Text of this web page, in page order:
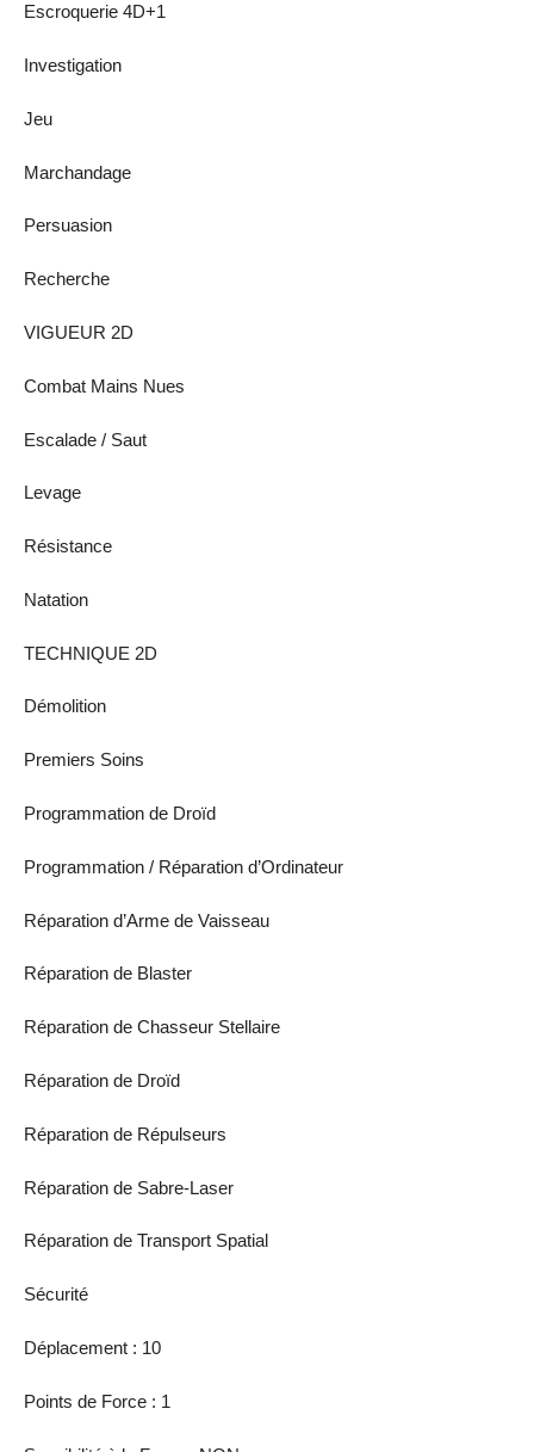
Escroquerie 4D+1
Investigation
Jeu
Marchandage
Persuasion
Recherche
VIGUEUR 2D
Combat Mains Nues
Escalade / Saut
Levage
Résistance
Natation
TECHNIQUE 2D
Démolition
Premiers Soins
Programmation de Droïd
Programmation / Réparation d’Ordinateur
Réparation d’Arme de Vaisseau
Réparation de Blaster
Réparation de Chasseur Stellaire
Réparation de Droïd
Réparation de Répulseurs
Réparation de Sabre-Laser
Réparation de Transport Spatial
Sécurité
Déplacement : 10
Points de Force : 1